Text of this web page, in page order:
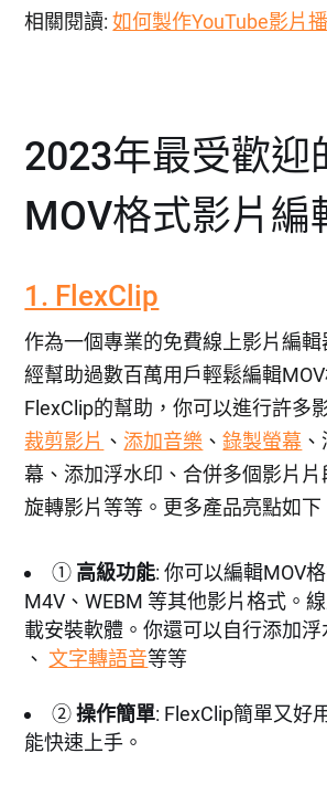
相關閱讀:如何製作YouTube影片
2023年最受歡迎
MOV格式影片編
1. FlexClip
作為一個專業的免費線上影片編輯
經幫助過數百萬用戶輕鬆編輯
FlexClip的幫助，你可以進行許多
裁剪影片 、 添加音樂 、錄製螢幕
幕、添加浮水印、合併多個影片片
旋轉影片等等。更多產品亮點如下
① 高級功能: 你可以編輯MOV
M4V、WEBM 等其他影片格式。
載安裝軟體。你還可以自行添加浮
、 文字轉語音等等
②操作簡單: FlexClip簡單又好
能快速上手。